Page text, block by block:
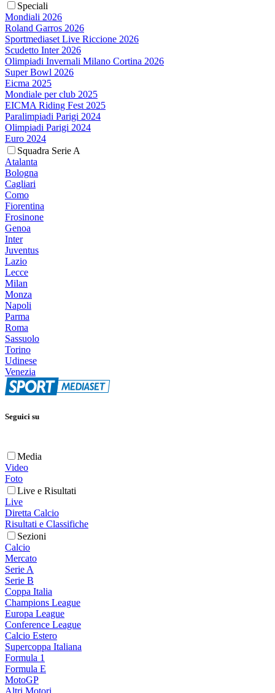
Speciali
Mondiali 2026
Roland Garros 2026
Sportmediaset Live Riccione 2026
Scudetto Inter 2026
Olimpiadi Invernali Milano Cortina 2026
Super Bowl 2026
Eicma 2025
Mondiale per club 2025
EICMA Riding Fest 2025
Paralimpiadi Parigi 2024
Olimpiadi Parigi 2024
Euro 2024
Squadra Serie A
Atalanta
Bologna
Cagliari
Como
Fiorentina
Frosinone
Genoa
Inter
Juventus
Lazio
Lecce
Milan
Monza
Napoli
Parma
Roma
Sassuolo
Torino
Udinese
Venezia
Seguici su
Media
Video
Foto
Live e Risultati
Live
Diretta Calcio
Risultati e Classifiche
Sezioni
Calcio
Mercato
Serie A
Serie B
Coppa Italia
Champions League
Europa League
Conference League
Calcio Estero
Supercoppa Italiana
Formula 1
Formula E
MotoGP
Altri Motori